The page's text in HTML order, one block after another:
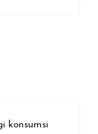
konsumsi